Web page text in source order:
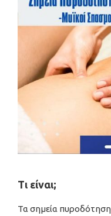
Τι είναι;
Τα σημεία